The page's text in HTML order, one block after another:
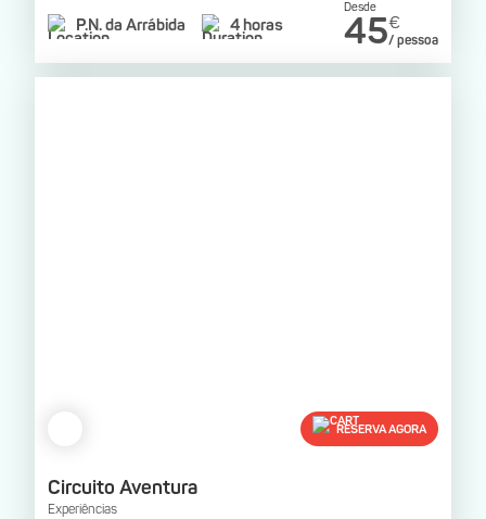
P.N. da Arrábida 4 horas
Desde
45€
/ pessoa
RESERVA AGORA
Circuito Aventura
Experiências